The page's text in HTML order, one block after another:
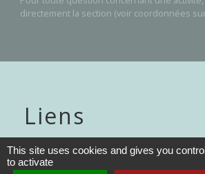
directement la section (voir coordonnées
Liens
Album photos
This site uses cookies and gives you
to activate